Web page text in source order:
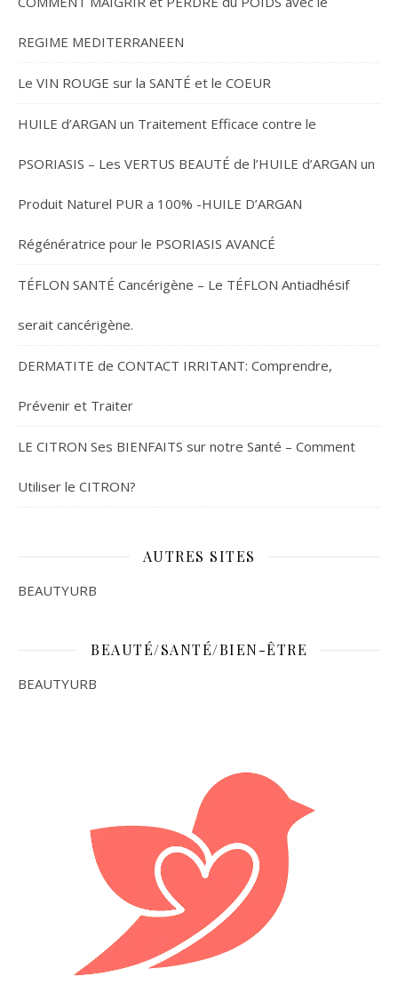
REGIME MEDITERRANEEN
Le VIN ROUGE sur la SANTÉ et le COEUR
HUILE d’ARGAN un Traitement Efficace contre le
PSORIASIS – Les VERTUS BEAUTÉ de l’HUILE d’ARGAN un
Produit Naturel PUR a 100% -HUILE D’ARGAN
Régénératrice pour le PSORIASIS AVANCÉ
TÉFLON SANTÉ Cancérigène – Le TÉFLON Antiadhésif
serait cancérigène.
DERMATITE de CONTACT IRRITANT: Comprendre,
Prévenir et Traiter
LE CITRON Ses BIENFAITS sur notre Santé – Comment
Utiliser le CITRON?
AUTRES SITES
BEAUTYURB
BEAUTÉ/SANTÉ/BIEN-ÊTRE
BEAUTYURB